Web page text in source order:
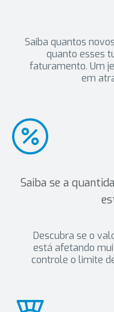
Saiba quantos
quanto esses
faturamento. Um
em
Saiba se a
Descubra se o
está afetando
controle o limite